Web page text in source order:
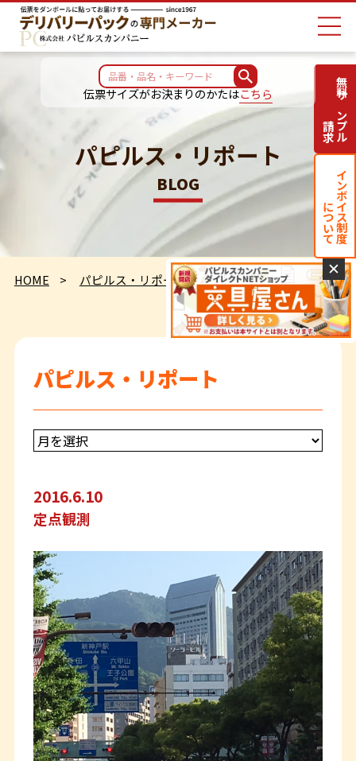
伝票サイズがお決まりのかたはこちら
パピルス・リポート
BLOG
HOME パピルス・リポート 定点観測
パピルス・リポート
2016.6.10
定点観測
無料サンプル
請求
インボイス制度
について
✕